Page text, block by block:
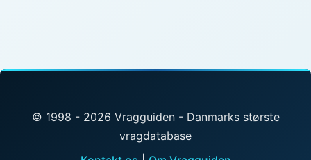
© 1998 - 2026 Vragguiden - Danmarks største
vragdatabase